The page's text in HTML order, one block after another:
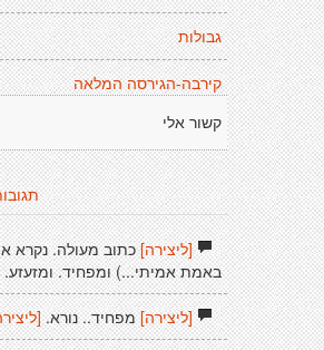
גבולות
קירבה-הגירסה המלאה
קשור אלי
[ליצירה]כתוב מעולה. נקרא
באמת אמיתי...) ומפחיד. ומזעזע.
[ליצירה]מפחיד.. נורא.